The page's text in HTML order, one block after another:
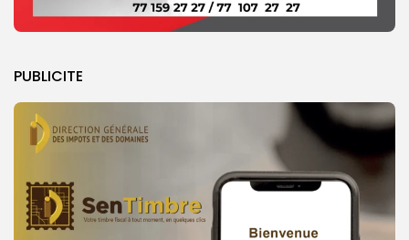
PUBLICITE